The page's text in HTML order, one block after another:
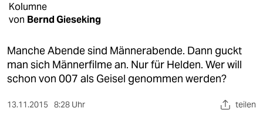
gesellschaft
kultur
sport
berlin
Kolumne
von Bernd Gieseking
Manche Abende sind Männerabende. Dann guckt
man sich Männerfilme an. Nur für Helden. Wer will
schon von 007 als Geisel genommen werden?
13.11.2015 8:28 Uhr teilen